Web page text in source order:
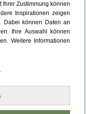
Ihrer Zustimmung können
Inspirationen zeigen
Dabei können Daten an
Ihre Auswahl können
Weitere Informationen
aufgetreten.
neu.